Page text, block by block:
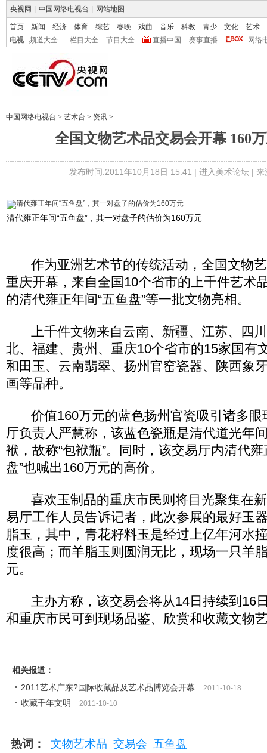
央视网 中国网络电视台 网站地图
首页 新闻 经济 体育 综艺 春晚 戏曲 音乐 科教 青少 文化
艺术
电视
频道大全 栏目大全 节目大全 直播中国 赛事直播 网络
中国网络电视台 > 艺术台 > 资讯 >
全国文物艺术品交易会开幕 160
发布时间:2011年10月18日 15:41 | 进入美术论坛| 来
清代雍正年间“五鱼盘”，其一对盘子的估价为160万元
作为亚洲艺术节的传统活动，全国文物艺
重庆开幕，来自全国10个省市的上千件艺术
的清代雍正年间“五鱼盘”等一批文物亮相。
上千件文物来自云南、新疆、江苏、四川
北、福建、贵州、重庆10个省市的15家国有
和田玉、云南翡翠、扬州官窑瓷器、陕西象
画等品种。
价值160万元的蓝色扬州官瓷吸引诸多眼
厅负责人严慧称，该蓝色瓷瓶是清代道光年
袱，故称“包袱瓶”。同时，该交易厅内清代
盘”也喊出160万元的高价。
喜欢玉制品的重庆市民则将目光聚集在新
易厅工作人员告诉记者，此次参展的最好玉
脂玉，其中，青花籽料玉是经过上亿年河水
度很高；而羊脂玉则圆润无比，现场一只羊
元。
主办方称，该交易会将从14日持续到16
和重庆市民可到现场品鉴、欣赏和收藏文物
相关报道：
2011艺术广东?国际收藏品及艺术品博览会开幕
2011-10-18
收藏千年文明 2011-10-10
热词： 文物艺术品 交易会 五鱼盘